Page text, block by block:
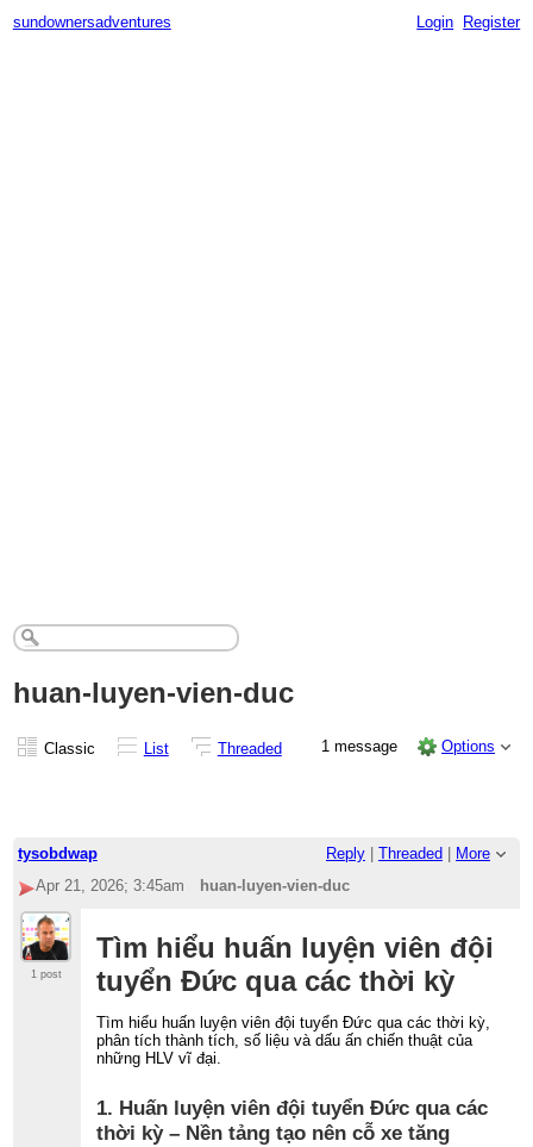
sundownersadventures Login Register
huan-luyen-vien-duc
Classic List Threaded 1 message Options
tysobdwap Reply Threaded
More
Apr 21, 2026; 3:45am
huan-luyen-vien-duc
1 post
Tìm hiểu huấn luyện viên đội
tuyển Đức qua các thời kỳ
Tìm hiểu huấn luyện viên đội tuyển Đức qua các thời kỳ,
phân tích thành tích, số liệu và dấu ấn chiến thuật của
những HLV vĩ đại.
1. Huấn luyện viên đội tuyển Đức qua các
thời kỳ – Nền tảng tạo nên cỗ xe tăng